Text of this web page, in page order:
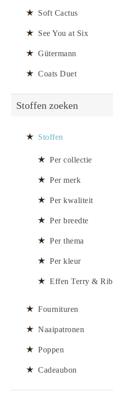
Soft Cactus
See You at Six
Gütermann
Coats Duet
Stoffen zoeken
Stoffen
Per collectie
Per merk
Per kwaliteit
Per breedte
Per thema
Per kleur
Effen Terry & Rib
Fournituren
Naaipatronen
Poppen
Cadeaubon